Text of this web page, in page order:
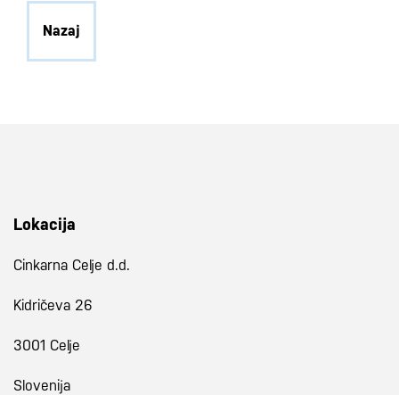
Nazaj
Lokacija
Cinkarna Celje d.d.
Kidričeva 26
3001 Celje
Slovenija